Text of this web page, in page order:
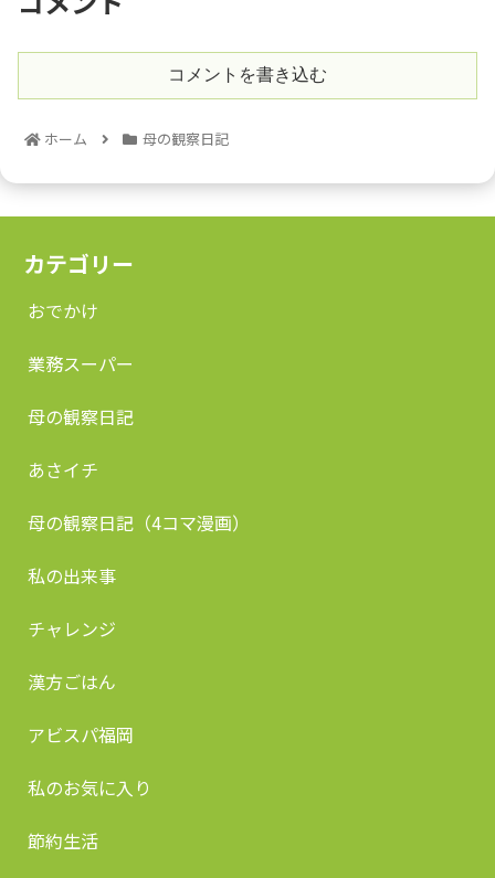
コメントを書き込む
ホーム 母の観察日記
カテゴリー
おでかけ
業務スーパー
母の観察日記
あさイチ
母の観察日記（4コマ漫画）
私の出来事
チャレンジ
漢方ごはん
アビスパ福岡
私のお気に入り
節約生活